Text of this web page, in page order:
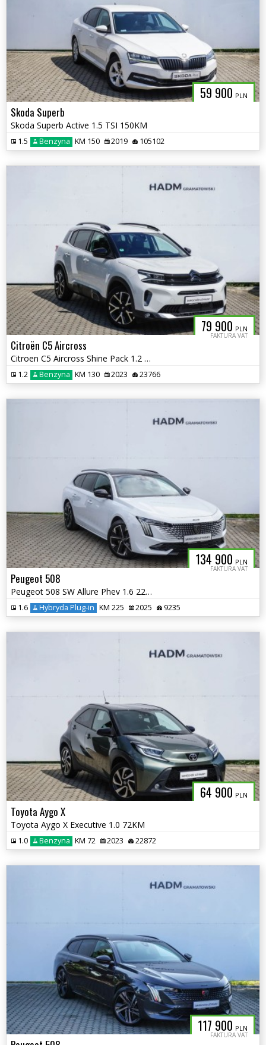
59 900 PLN
Skoda Superb
Skoda Superb Active 1.5 TSI 150KM
1.5 Benzyna KM 150 2019 105102
79 900 PLN
FAKTURA VAT
Citroën C5 Aircross
Citroen C5 Aircross Shine Pack 1.2 130KM
1.2 Benzyna KM 130 2023 23766
134 900 PLN
FAKTURA VAT
Peugeot 508
Peugeot 508 SW Allure Phev 1.6 225KM
1.6 Hybryda Plug-in KM 225 2025 9235
64 900 PLN
Toyota Aygo X
Toyota Aygo X Executive 1.0 72KM
1.0 Benzyna KM 72 2023 22872
117 900 PLN
FAKTURA VAT